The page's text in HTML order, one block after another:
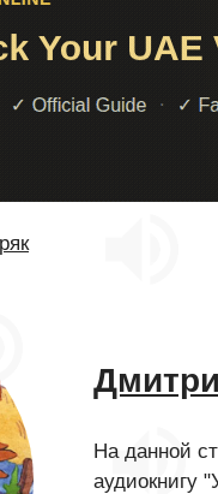
На данной
аудиокнигу